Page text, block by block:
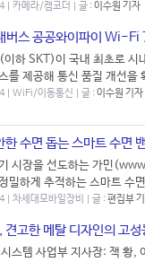
| 카메라/캠코더 | 글 :이수원 기자
버스 공공와이파이 Wi-Fi
이하 SKT)이 국내 최초로
를 제공해 통신 품질 개선을
| WiFi/이동통신 | 글 :이수원 기자
한 수면 돕는 스마트 수면
시장을 선도하는 가민
밀하게 추적하는 스마트
차세대모바일장비 | 글 :편집부
견고한 메탈 디자인의 고
스템 사업부 지사장: 잭 황,